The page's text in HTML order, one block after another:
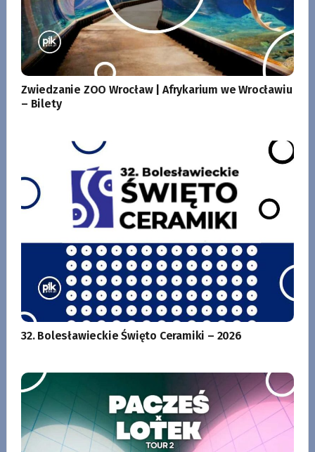
Zwiedzanie ZOO Wrocław | Afrykarium we Wrocławiu
– Bilety
32. Bolesławieckie Święto Ceramiki – 2026